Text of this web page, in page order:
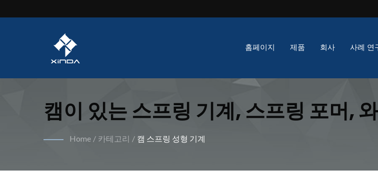
홈페이지 제품 회사 사례 연
캠이 있는 스프링 기계, 스프링 포머,
기계, 스프링 제조 기계 | Xinda의 특허
Home / 카테고리 / 캠 스프링 성형 기계